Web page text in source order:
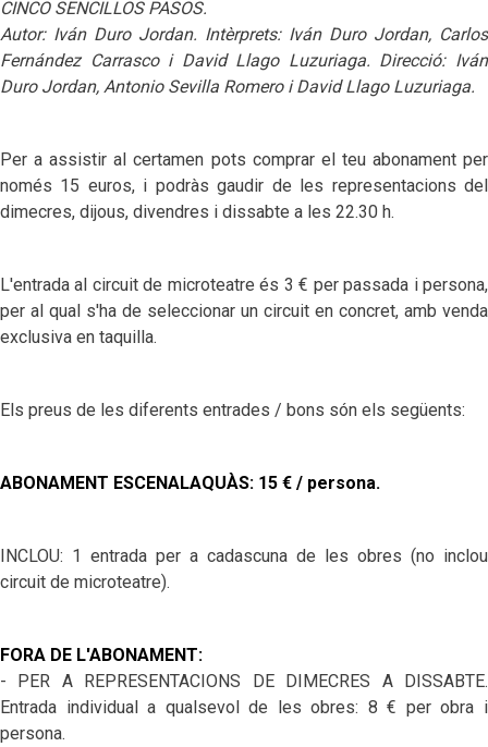
CINCO SENCILLOS PASOS.
Autor: Iván Duro Jordan. Intèrprets: Iván Duro Jordan, Carlos
Fernández Carrasco i David Llago Luzuriaga. Direcció: Iván
Duro Jordan, Antonio Sevilla Romero i David Llago Luzuriaga.
Per a assistir al certamen pots comprar el teu abonament per
només 15 euros, i podràs gaudir de les representacions del
dimecres, dijous, divendres i dissabte a les 22.30 h.
L'entrada al circuit de microteatre és 3 € per passada i persona,
per al qual s'ha de seleccionar un circuit en concret, amb venda
exclusiva en taquilla.
Els preus de les diferents entrades / bons són els següents:
ABONAMENT ESCENALAQUÀS: 15 € / persona.
INCLOU: 1 entrada per a cadascuna de les obres (no inclou
circuit de microteatre).
FORA DE L'ABONAMENT:
- PER A REPRESENTACIONS DE DIMECRES A DISSABTE.
Entrada individual a qualsevol de les obres: 8 € per obra i
persona.